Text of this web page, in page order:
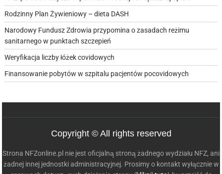
Rodzinny Plan Żywieniowy – dieta DASH
Narodowy Fundusz Zdrowia przypomina o zasadach reżimu
sanitarnego w punktach szczepień
Weryfikacja liczby łóżek covidowych
Finansowanie pobytów w szpitalu pacjentów pocovidowych
Copyright © All rights reserved
Strona NFZonline.pl nie jest oficjalną stroną żadnego wydziału NFZ, ani
żadnej innej jednostki administracyjnej. Prosimy o kontakt wyłącznie w